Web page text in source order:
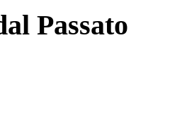
Passato